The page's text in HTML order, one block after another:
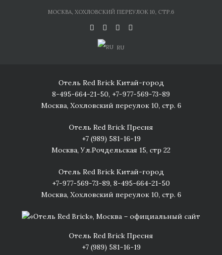
МОСКВА, ХОХЛОВСКИЙ ПЕРЕУЛОК 10, СТР.6
RU
Отель Red Brick Китай-город
8-495-664-21-50, +7-977-569-73-89
Москва, Хохловский переулок 10, стр. 6
Отель Red Brick Пресня
+7 (989) 581-16-19
Москва, Ул.Рочдельская 15, стр 22
Отель Red Brick Китай-город
+7-977-569-73-89, 8-495-664-21-50
Москва, Хохловский переулок 10, стр. 6
Отель Red Brick Пресня
+7 (989) 581-16-19